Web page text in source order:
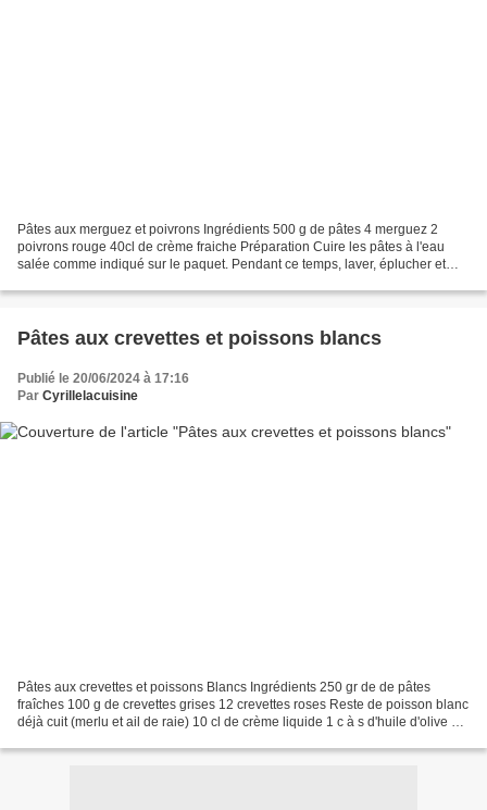
Pâtes aux merguez et poivrons Ingrédients 500 g de pâtes 4 merguez 2
poivrons rouge 40cl de crème fraiche Préparation Cuire les pâtes à l'eau
salée comme indiqué sur le paquet. Pendant ce temps, laver, éplucher et
Pâtes aux crevettes et poissons blancs
Publié le 20/06/2024 à 17:16
Par Cyrillelacuisine
Pâtes aux crevettes et poissons Blancs Ingrédients 250 gr de de pâtes
fraîches 100 g de crevettes grises 12 crevettes roses Reste de poisson blanc
déjà cuit (merlu et ail de raie) 10 cl de crème liquide 1 c à s d'huile d'olive 2